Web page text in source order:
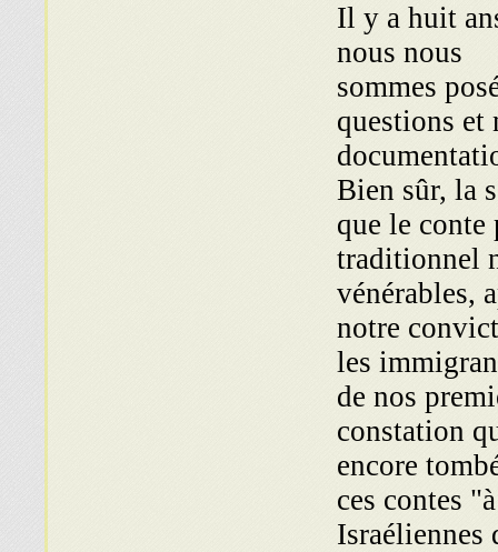
Il y a huit
nous nous
sommes
questions et
Bien sûr, la
que le conte
traditionnel
vénérables,
notre
les
de nos
constation
encore
ces contes
Israéliennes